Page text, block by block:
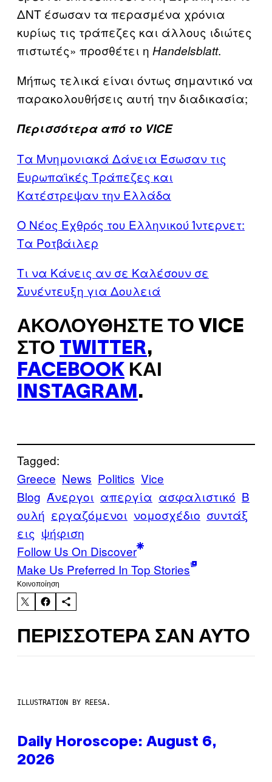
ΔΝΤ έσωσαν τα περασμένα χρόνια
κυρίως τις τράπεζες και άλλους ιδιώτες
πιστωτές» προσθέτει η Handelsblatt.
Μήπως τελικά είναι όντως σημαντικό να
παρακολουθήσεις αυτή την διαδικασία;
Περισσότερα από το VICE
Τα Μνημονιακά Δάνεια Έσωσαν τις
Ευρωπαϊκές Τράπεζες και
Κατέστρεψαν την Ελλάδα
Ο Νέος Εχθρός του Ελληνικού Ίντερνετ:
Τα Ροτβάιλερ
Τι να Κάνεις αν σε Καλέσουν σε
Συνέντευξη για Δουλειά
ΑΚΟΛΟΥΘΉΣΤΕ ΤΟ VICE
ΣΤΟ TWITTER,
FACEBOOK ΚΑΙ
INSTAGRAM .
Tagged:
Greece News Politics Vice
Blog Άνεργοι απεργία ασφαλιστικό Β
ουλή εργαζόμενοι νομοσχέδιο συντάξ
εις ψήφιση
Follow Us On Discover
Make Us Preferred In Top Stories
Kοινοποίηση
ΠΕΡΙΣΣΌΤΕΡΑ ΣΑΝ ΑΥΤΌ
ILLUSTRATION BY REESA.
Daily Horoscope: August 6,
2026